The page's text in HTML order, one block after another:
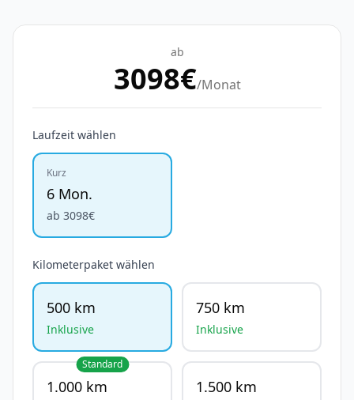
ab
3098€/Monat
Laufzeit wählen
Kurz
6 Mon.
ab 3098€
Kilometerpaket wählen
500 km
Inklusive
750 km
Inklusive
Standard
1.000 km 1.500 km